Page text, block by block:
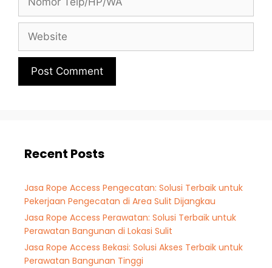
Recent Posts
Jasa Rope Access Pengecatan: Solusi Terbaik untuk
Pekerjaan Pengecatan di Area Sulit Dijangkau
Jasa Rope Access Perawatan: Solusi Terbaik untuk
Perawatan Bangunan di Lokasi Sulit
Jasa Rope Access Bekasi: Solusi Akses Terbaik untuk
Perawatan Bangunan Tinggi